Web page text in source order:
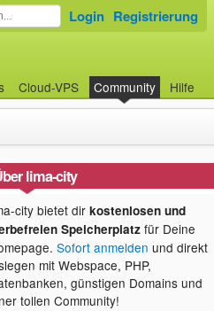
Cloud-VPS Community Hilfe
Login Registrierung
lima-city
city bietet dir kostenlosen und
Speicherplatzfür Deine
Sofort anmelden und direkt
mit Webspace, PHP,
günstigen Domains und
tollen Community!